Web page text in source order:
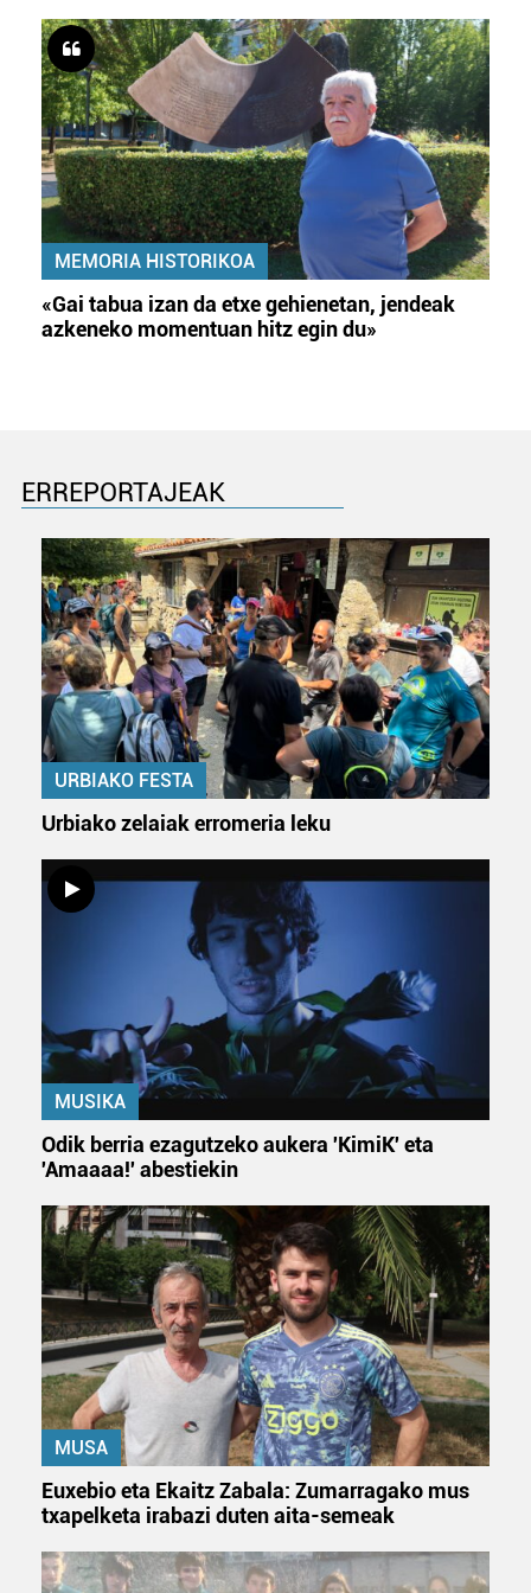
MEMORIA HISTORIKOA
«Gai tabua izan da etxe gehienetan, jendeak
azkeneko momentuan hitz egin du»
ERREPORTAJEAK
URBIAKO FESTA
Urbiako zelaiak erromeria leku
MUSIKA
Odik berria ezagutzeko aukera 'KimiK' eta
'Amaaaa!' abestiekin
MUSA
Euxebio eta Ekaitz Zabala: Zumarragako mus
txapelketa irabazi duten aita-semeak